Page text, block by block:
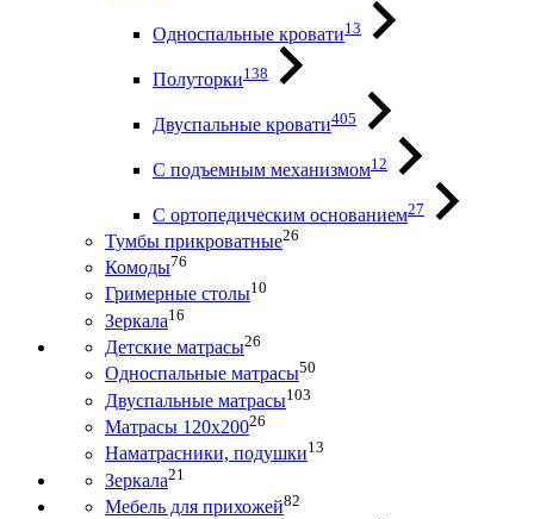
Односпальные кровати13
Полуторки138
Двуспальные кровати405
С подъемным механизмом12
С ортопедическим основанием27
Тумбы прикроватные26
Комоды76
Гримерные столы10
Зеркала16
Детские матрасы26
Односпальные матрасы50
Двуспальные матрасы103
Матрасы 120х20026
Наматрасники, подушки13
Зеркала21
Мебель для прихожей82